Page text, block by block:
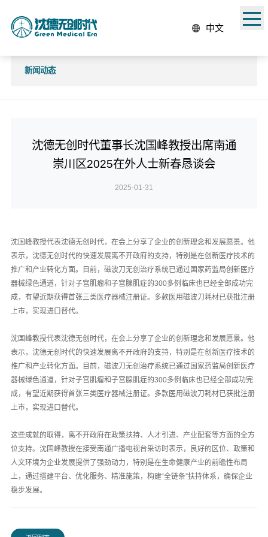
中文
新闻动态
沈德无创时代董事长沈国峰教授出席南通
崇川区2025在外人士新春恳谈会
2025-01-31
沈国峰教授代表沈德无创时代，在会上分享了企业的创新理念和发展愿景。他
表示，沈德无创时代的快速发展离不开政府的支持，特别是在创新医疗技术的
推广和产业转化方面。目前，磁波刀无创治疗系统已通过国家药监局创新医疗
器械绿色通道，针对子宫肌瘤和子宫腺肌症的300多例临床也已经全部成功完
成，有望近期获得首张三类医疗器械注册证。多款医用磁波刀耗材已获批注册
上市，实现进口替代。
沈国峰教授代表沈德无创时代，在会上分享了企业的创新理念和发展愿景。他
表示，沈德无创时代的快速发展离不开政府的支持，特别是在创新医疗技术的
推广和产业转化方面。目前，磁波刀无创治疗系统已通过国家药监局创新医疗
器械绿色通道，针对子宫肌瘤和子宫腺肌症的300多例临床也已经全部成功完
成，有望近期获得首张三类医疗器械注册证。多款医用磁波刀耗材已获批注册
上市，实现进口替代。
这些成就的取得，离不开政府在政策扶持、人才引进、产业配套等方面的全方
位支持。沈国峰教授在接受南通广播电视台采访时表示，良好的区位、政策和
人文环境为企业发展提供了强劲动力，特别是在生命健康产业的前瞻性布局
上，通过搭建平台、优化服务、精准施策，构建“全链条”扶持体系，确保企业
稳步发展。